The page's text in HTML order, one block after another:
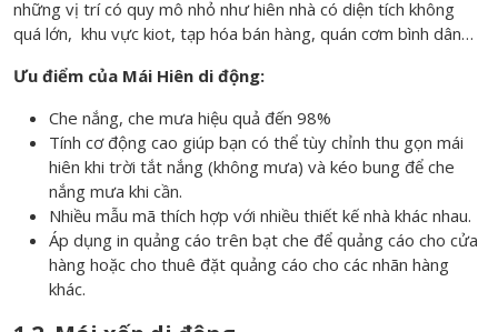
những vị trí có quy mô nhỏ như hiên nhà có diện tích không
quá lớn, khu vực kiot, tạp hóa bán hàng, quán cơm bình dân…
Ưu điểm của Mái Hiên di động:
Che nắng, che mưa hiệu quả đến 98%
Tính cơ động cao giúp bạn có thể tùy chỉnh thu gọn mái
hiên khi trời tắt nắng (không mưa) và kéo bung để che
nắng mưa khi cần.
Nhiều mẫu mã thích hợp với nhiều thiết kế nhà khác nhau.
Áp dụng in quảng cáo trên bạt che để quảng cáo cho cửa
hàng hoặc cho thuê đặt quảng cáo cho các nhãn hàng
khác.